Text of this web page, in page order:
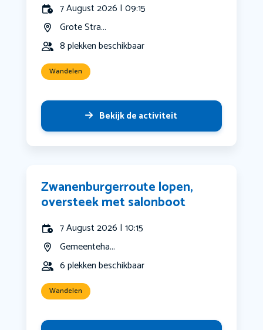
7 August 2026 | 09:15
Grote Stra...
8 plekken beschikbaar
Wandelen
Bekijk de activiteit
Zwanenburgerroute lopen,
oversteek met salonboot
7 August 2026 | 10:15
Gemeenteha...
6 plekken beschikbaar
Wandelen